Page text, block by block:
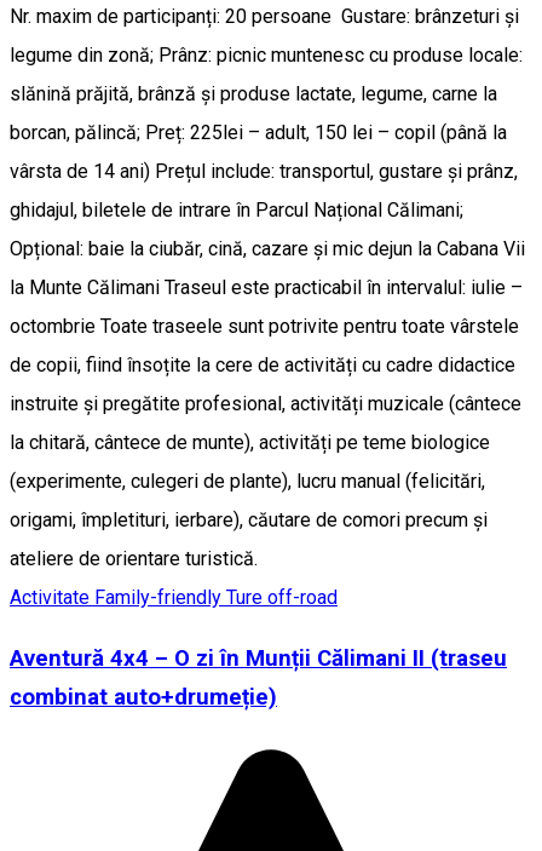
Nr. maxim de participanți: 20 persoane Gustare: brânzeturi și
legume din zonă; Prânz: picnic muntenesc cu produse locale:
slănină prăjită, brânză și produse lactate, legume, carne la
borcan, pălincă; Preț: 225lei – adult, 150 lei – copil (până la
vârsta de 14 ani) Prețul include: transportul, gustare și prânz,
ghidajul, biletele de intrare în Parcul Național Călimani;
Opțional: baie la ciubăr, cină, cazare și mic dejun la Cabana Vii
la Munte Călimani Traseul este practicabil în intervalul: iulie –
octombrie Toate traseele sunt potrivite pentru toate vârstele
de copii, fiind însoțite la cere de activități cu cadre didactice
instruite și pregătite profesional, activități muzicale (cântece
la chitară, cântece de munte), activități pe teme biologice
(experimente, culegeri de plante), lucru manual (felicitări,
origami, împletituri, ierbare), căutare de comori precum și
ateliere de orientare turistică.
Activitate Family-friendly Ture off-road
Aventură 4x4 – O zi în Munții Călimani II (traseu
combinat auto+drumeție)